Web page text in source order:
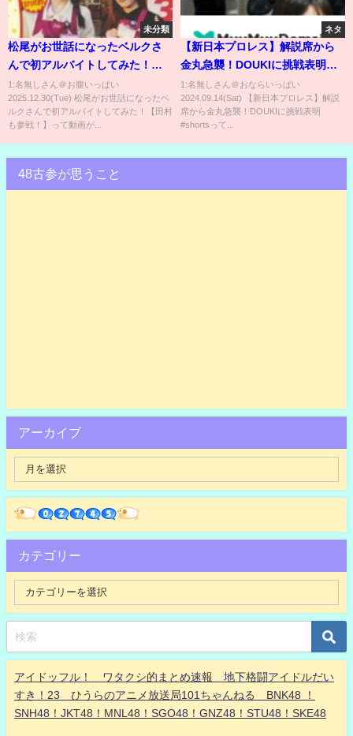
未分類
松尾がお世話になったベルクさ
んで初アルバイトしてみた！
【田村も参戦！】
1:名無しさん＠お腹いっぱい
2025.12.30(Tue) 松尾がお世話になったベ
ルクさんで初アルバイトしてみた！【田村
も参戦！】って動画が...
ネタ
【新日本プロレス】解説席から
金丸急襲！DOUKIに挑戦表明
#shorts
1:名無しさん＠おならいっぱい
2024.09.14(Sat) 【新日本プロレス】解説
席から金丸急襲！DOUKIに挑戦表明
#shortsって...
48古参が思うこと
アーカイブ
カテゴリー
アイドッフル！ ワタクシ的まとめ速報 地下格闘アイドルだい
すき！23 ひうらのアニメ放送局101ちゃんねる BNK48 ！
SNH48！JKT48！MNL48！SGO48！GNZ48！STU48！SKE48